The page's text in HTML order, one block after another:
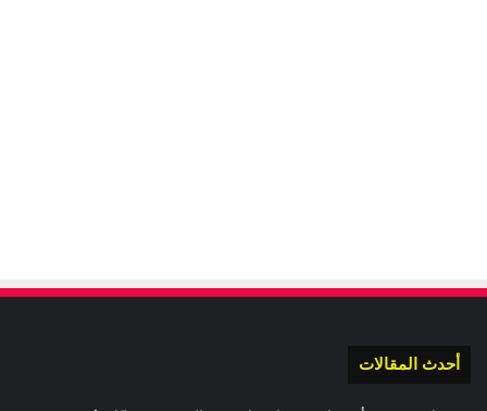
أحدث المقالات